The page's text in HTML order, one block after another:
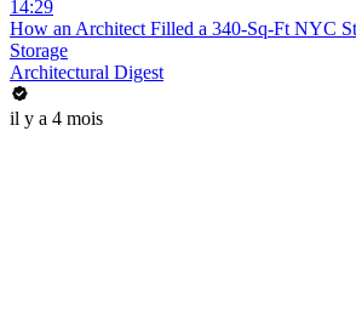
14:29
How an Architect Filled a 340-Sq-Ft NYC
Storage
Architectural Digest
il y a 4 mois